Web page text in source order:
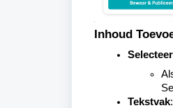
Inhoud
Tekstvak: